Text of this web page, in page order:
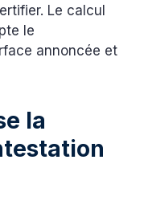
Le calcul
le
annoncée et
la